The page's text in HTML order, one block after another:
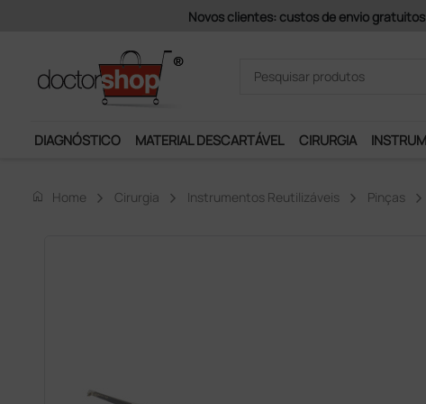
Pagamentos
DIAGNÓSTICO MATERIAL DESCARTÁVEL CIRURGIA
home Home Cirurgia Instrumentos Reutilizáveis Pinças